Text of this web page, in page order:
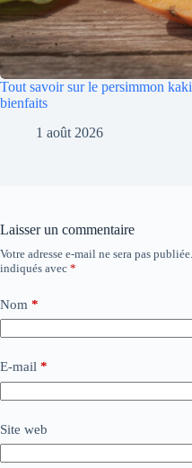
Tout savoir sur le persimmon
bienfaits
1 août 2026
Laisser un commentaire
Votre adresse e-mail ne sera pas publiée.
indiqués avec *
Nom *
E-mail *
Site web